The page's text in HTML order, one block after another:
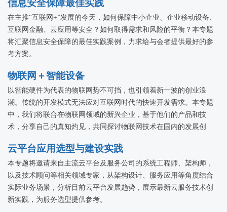
信息安全保障最佳实践
在主推“互联网+”发展的今天，如何保障中小企业、企业移动设备、
互联网金融、云应用等安全？如何取得需求和风险的平衡？本专题
将汇聚信息安全保障的最佳实践案例，力求给与会者提供最好的参
考方案。
物联网＋智能设备
以智能硬件为代表的物联网势不可挡，也引领着新一波的创业浪
潮。传统的开发模式无法应对互联网时代的快速开发需求。本专题
中，我们将联合在物联网领域的新兴企业，基于他们的产品和技
术，分享自己的真知灼见，共同探讨物联网技术在国内的发展创
云平台应用选型与建设实践
本专题将邀请来自主流云平台及服务公司的系统工程师、架构师，
以及技术顾问等相关领域专家，从架构设计、服务应用等角度结合
实际业务场景，分析目前云平台发展趋势，展示最新云服务技术创
新实践，为服务选型提供参考。